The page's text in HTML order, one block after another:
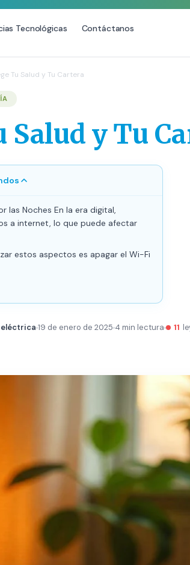
Tecnológicas Contáctanos
SEO
Local Avanzado
para E-commerce
Building Premium
en IA (GEO)
Chatbot
E-
Tu Salud y Tu Cartera
Salud y Tu
las Noches En la era digital,
a internet, lo que puede afectar
estos aspectos es apagar el Wi-Fi
eléctrica 19 de enero de 2025 4 min lectura 11